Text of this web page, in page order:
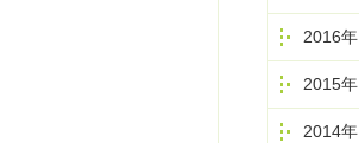
2016年
2015年
2014年